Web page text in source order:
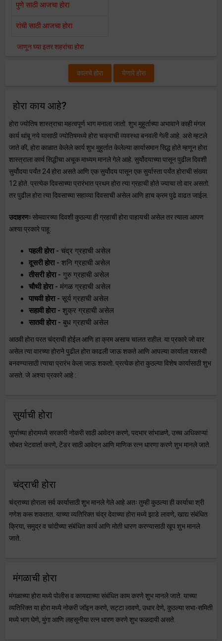
पुणे साठी आजचा होरा
रांची साठी आजचा होरा
जाणून घ्या इतर शहरांचा होरा
कालचे होरा येणारे होरा
होरा काय आहे?
होरा ज्योतिष शास्त्राचा महत्वपूर्ण भाग मनाला जातो. शुभ मुहूर्ताच्या अभावाने काही मंगल
कार्य थांबू नये यासाठी ज्योतिषमध्ये होरा चक्राची व्यवस्था बनवली गेली आहे. असे म्हटले
जाते की, होरा काळात केलेले कार्य शुभ मुहुर्तात केलेल्या कार्यासमान सिद्ध होते म्हणून होरा
शास्त्राला कार्य सिद्धीचा अचूक माध्यम मानले गेले आहे. सुर्योदयाच्या पासून पुढील दिवशी
सुर्योदया पर्यंत 24 होरा असते आणि एक सुर्योदय पासून एक सुर्यास्ता पर्यंत होराची संख्या
12 होते. प्रत्येक दिवसाच्या प्रारंभात प्रथम होरा त्या ग्रहाची होते ज्याचा तो वार असतो.
तर पुढील होरा त्या दिवसाच्या सहाव्या दिवसाची असेल आणि हाच क्रम पुढे वाढत जाईल.
उदाहरणःसोमवारच्या दिवशी कुठल्या ही ग्रहाची होरा पाहायची असेल तर त्याला आपण
अश्या प्रकारे पाहू:
पहली होरा - चंद्र ग्रहाची असेल
दूसरी होरा - शनि ग्रहाची असेल
तीसरी होरा - गुरु ग्रहाची असेल
चौथी होरा - मंगळ ग्रहाची असेल
पाचवी होरा - सूर्य ग्रहाची असेल
सहावी होरा - शुक्र ग्रहाची असेल
सातवी होरा - बुध ग्रहाची असेल
आठवी होरा परत चंद्राची होईल आणि हा क्रम असाच चालत राहील. या प्रकारे जो वार
असेल त्या वारच्या होराने पुढील होरा काढली जाऊ शकते आणि आपल्या कार्याला यशस्वी
बनवण्यासाठी त्याचा प्रारंभ केला जाऊ शकतो. प्रत्येक होरा कुठल्या विशेष कार्यासाठी शुभ
असते. जे अश्या प्रकारे आहे :
सुर्याची होरा
सुर्याच्या होरामध्ये सरकारी नोकरी साठी आवेदन करणे, पदभार सांभाळणे, उच्च अधिकाऱ्यां
सोबत भेटवार्ता करणे, टेंडर साठी आवेदन आणि माणिक रत्न धारणा करणे शुभ मानले जाते.
चंद्राची होरा
चंद्राच्या होराला सर्व कार्यासाठी शुभ मानले गेले आहे अतः तुम्ही कुठल्या ही कार्याचा श्री
गणेश करू शकतात. याच्या व्यतिरिक्त चंद्र देवाच्या होरा मध्ये झाडे लावणे, खाद्य संबंधित
क्रिया, समुद्र व चांदीच्या संबंधित कार्य आणि मोती धारण करण्यासाठी खूप शुभ मानले
जाते.
मंगळाची होरा
मंगळाच्या होरा मध्ये पोलीस व कायद्याच्या संबंधित काम करणे शुभ मानले जाते. याच्या
व्यतिरिक्त या होरा मध्ये नोकरी जॉइन करणे, सट्टा लावणे, उधार देणे, कुठल्या सभा-समिती
मध्ये भाग घेणे, मुंगा आणि लहसूनीया रत्न धारण करणे शुभ फळदायी असते.